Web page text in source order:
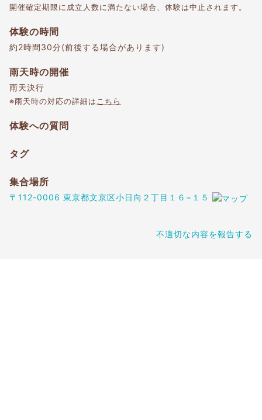
開催確定期限に成立人数に満たない場合、体験は中止されます。
体験の時間
約2時間30分(前後する場合があります)
雨天時の開催
雨天決行
※雨天時の対応の詳細は こちら
体験への質問
タグ
集合場所
〒112-0006 東京都文京区小日向２丁目１６−１５
不適切な内容を報告する